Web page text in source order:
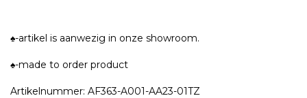
♠-artikel is aanwezig in onze showroom.
♠-made to order product
Artikelnummer: AF363-A001-AA23-01TZ